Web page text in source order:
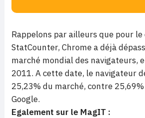
Rappelons par ailleurs que pour le
StatCounter, Chrome a déjà
marché mondial des navigateurs,
2011. A cette date, le navigateur
25,23% du marché, contre
Google.
Egalement sur le MagIT :